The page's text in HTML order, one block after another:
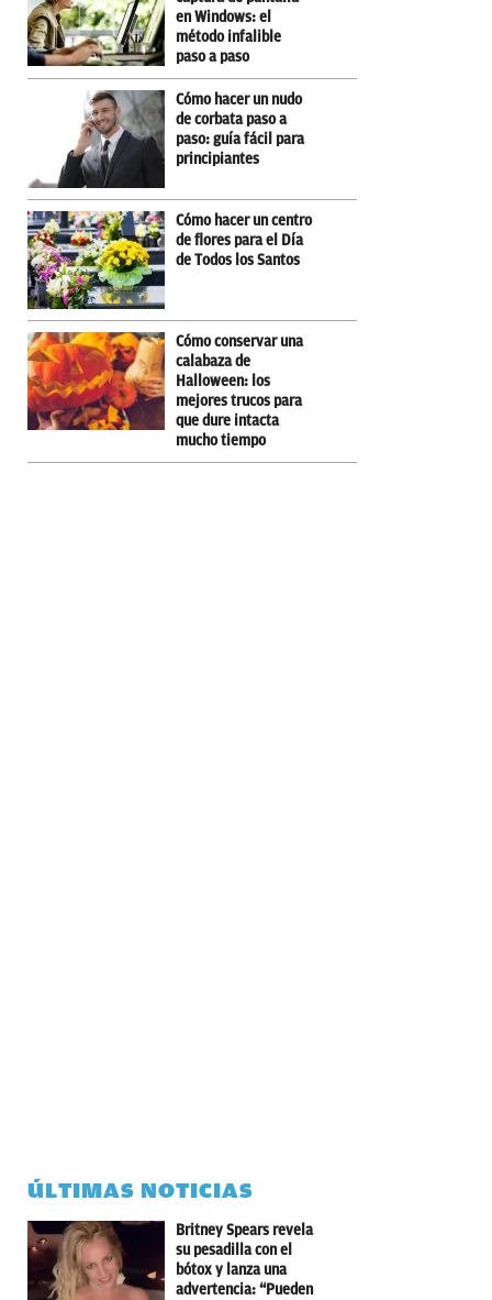
en Windows: el
método infalible
paso a paso
Cómo hacer un nudo
de corbata paso a
paso: guía fácil para
principiantes
Cómo hacer un centro
de flores para el Día
de Todos los Santos
Cómo conservar una
calabaza de
Halloween: los
mejores trucos para
que dure intacta
mucho tiempo
ÚLTIMAS NOTICIAS
Britney Spears revela
su pesadilla con el
bótox y lanza una
advertencia: “Pueden